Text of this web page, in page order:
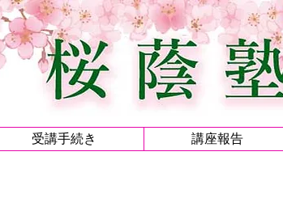
受講手続き 講座報告